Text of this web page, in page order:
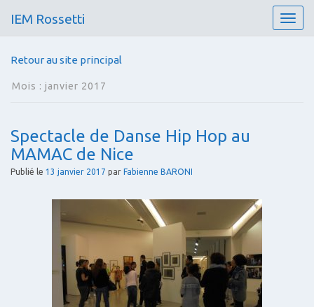
T
o
IEM Rossetti
Retour au site principal
Mois : janvier 2017
Spectacle de Danse Hip Hop au
MAMAC de Nice
Publié le 13 janvier 2017 par Fabienne BARONI